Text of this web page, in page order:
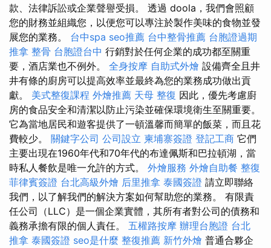
款、法律訴訟或企業聲譽受損。 透過 doola，我們會照顧
您的財務並組織您，以便您可以專注於製作美味的食物並發
展您的業務。 台中spa seo推薦 台中整骨推薦 台胞證過期
推拿 整骨 台胞證台中 行銷對於任何企業的成功都至關重
要，酒店業也不例外。 全身按摩 自助式外燴 設備齊全且井
井有條的廚房可以提高效率並最終為您的業務成功做出貢
獻。 美式整復課程 外燴推薦 天母 整復 因此，優先考慮廚
房的食品安全和清潔以防止污染並確保環境衛生至關重要。
它為當地居民和遊客提供了一頓溫馨而簡單的飯菜，而且花
費較少。 關鍵字公司 公司設立 柬埔寨簽證 登記工商 它們
主要出現在1960年代和70年代的布達佩斯和巴拉頓湖，當
時私人餐飲是唯一允許的方式。 外燴服務 外燴自助餐 整復
菲律賓簽證 台北高級外燴 后里推拿 泰國簽證 請立即聯絡
我們，以了解我們的解決方案如何幫助您的業務。 有限責
任公司（LLC）是一個企業實體，其所有者對公司的債務和
義務承擔有限的個人責任。 五權路按摩 辦理台胞證 台北
推拿 泰國簽證 seo是什麼 整復推薦 新竹外燴 普通合夥企